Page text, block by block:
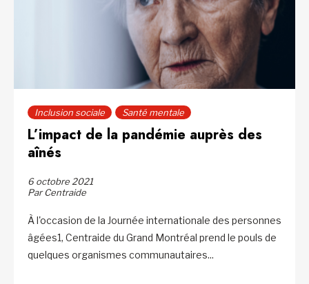
Inclusion sociale Santé mentale
L’impact de la pandémie auprès des
aînés
6 octobre 2021
Par Centraide
À l'occasion de la Journée internationale des personnes
âgées1, Centraide du Grand Montréal prend le pouls de
quelques organismes communautaires...